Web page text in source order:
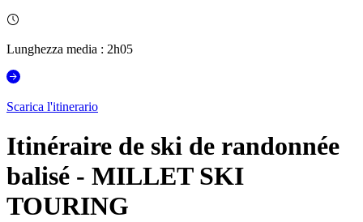
Lunghezza media : 2h05
Scarica l'itinerario
Itinéraire de ski de randonnée
balisé - MILLET SKI
TOURING